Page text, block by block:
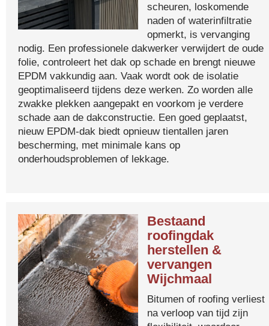
scheuren, loskomende
naden of waterinfiltratie
opmerkt, is vervanging
nodig. Een professionele dakwerker verwijdert de oude
folie, controleert het dak op schade en brengt nieuwe
EPDM vakkundig aan. Vaak wordt ook de isolatie
geoptimaliseerd tijdens deze werken. Zo worden alle
zwakke plekken aangepakt en voorkom je verdere
schade aan de dakconstructie. Een goed geplaatst,
nieuw EPDM-dak biedt opnieuw tientallen jaren
bescherming, met minimale kans op
onderhoudsproblemen of lekkage.
Bestaand
roofingdak
herstellen &
vervangen
Wijchmaal
Bitumen of roofing verliest
na verloop van tijd zijn